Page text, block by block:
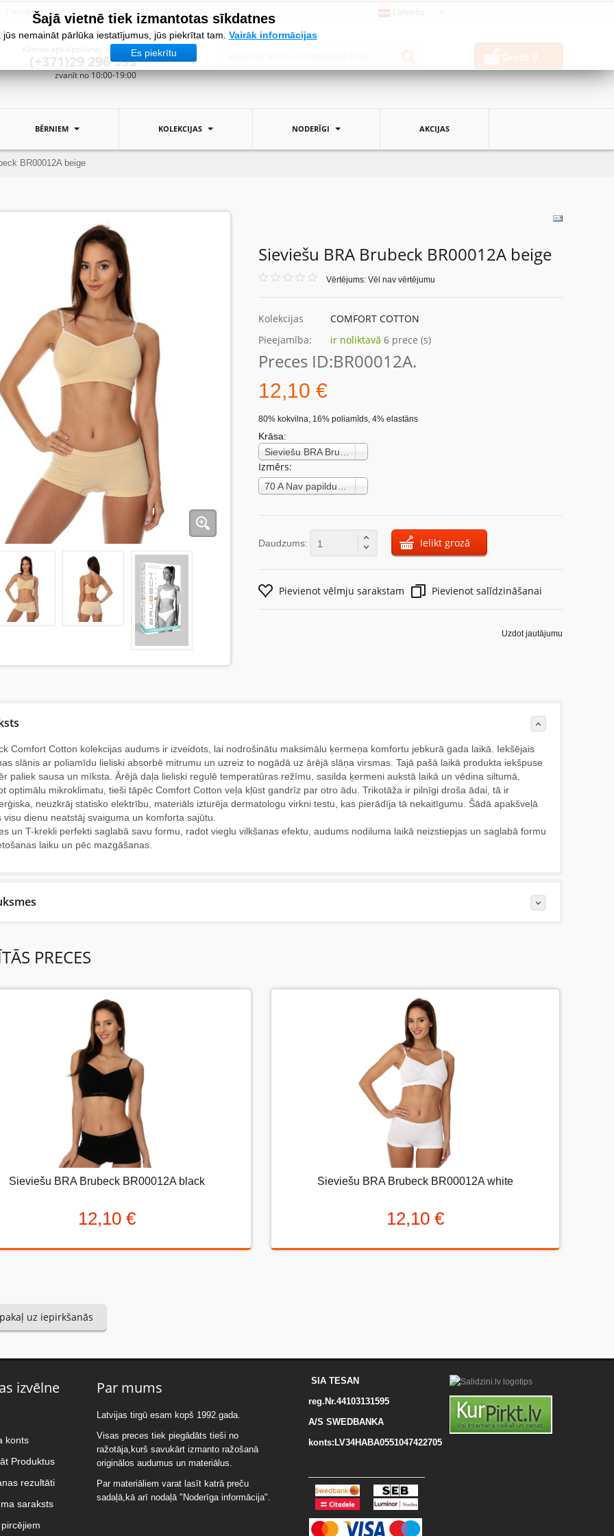
Šajā vietnē tiek izmantotas sīkdatnes
jūs nemaināt pārlūka iestatījumus, jūs piekrītat tam. Vairāk informācijas
Es piekrītu
Pasūtījuma saraksts Vēlmju saraksts
Klientu apkalpošanas tālrunis:
(+371)29 296 393
zvanīt no 10:00-19:00
Grozs 0
BĒRNIEM KOLEKCIJAS NODERĪGI AKCIJAS
BR00012A beige
Sieviešu BRA Brubeck BR00012A beige
Vērtējums: Vēl nav vērtējumu
Kolekcijas
COMFORT COTTON
Pieejamība:
ir noliktavā 6 prece (s)
Preces ID:BR00012A.
12,10 €
80% kokvilna, 16% poliamīds, 4% elastāns
Krāsa:
Izmērs:
Daudzums: Ielikt grozā
Pievienot vēlmju sarakstam Pievienot salīdzināšanai
Uzdot jautājumu
Comfort Cotton kolekcijas audums ir izveidots, lai nodrošinātu maksimālu ķermeņa komfortu jebkurā gada laikā. Iekšējais
slānis ar poliamīdu lieliski absorbē mitrumu un uzreiz to nogādā uz ārējā slāņa virsmas. Tajā pašā laikā produkta iekšpuse
paliek sausa un mīksta. Ārējā daļa lieliski regulē temperatūras režīmu, sasilda ķermeni aukstā laikā un vēdina siltumā,
optimālu mikroklimatu, tieši tāpēc Comfort Cotton veļa kļūst gandrīz par otro ādu. Trikotāža ir pilnīgi droša ādai, tā ir
neuzkrāj statisko elektrību, materiāls izturēja dermatologu virkni testu, kas pierādīja tā nekaitīgumu. Šādā apakšveļā
visu dienu neatstāj svaiguma un komforta sajūtu.
un T-krekli perfekti saglabā savu formu, radot vieglu vilkšanas efektu, audums nodiluma laikā neizstiepjas un saglabā formu
laiku un pēc mazgāšanas.
atsauksmi....(min. 10, max. 2000 simboli)
Novērtējiet preci. Lūdzu izvēlieties vērtējumu no 0 (slikti) līdz 5 zvaigznēm (teicami).
Uzrakstītu simbolu skaits:
PRECES
Sieviešu BRA Brubeck BR00012A black
12,10 €
Sieviešu BRA Brubeck BR00012A black
12,10 €
Sieviešu BRA Brubeck BR00012A white
12,10 €
Sieviešu BRA Brubeck BR00012A white
12,10 €
uz iepirkšanās
izvēlne
konts
Produktus
rezultāti
saraksts
Par mums
Latvijas tirgū esam kopš 1992.gada.
Visas preces tiek piegādāts tieši no
ražotāja,kurš savukārt izmanto ražošanā
originālos audumus un materiālus.
Par materiāliem varat lasīt katrā preču
sadaļā,kā arī nodaļā "Noderīga informācija".
SIA TESAN
reg.Nr.44103131595
A/S SWEDBANKA
konts:LV34HABA0551047422705